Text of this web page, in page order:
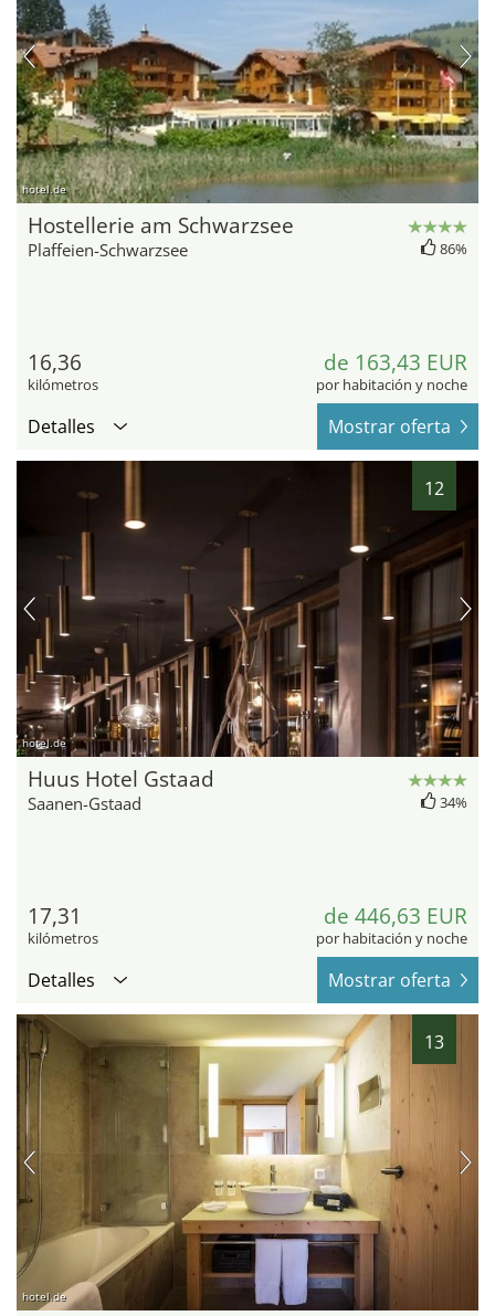
hotel.de
Hostellerie am Schwarzsee
Plaffeien-Schwarzsee 86%
16,36
kilómetros
de 163,43 EUR
por habitación y noche
Detalles Mostrar oferta
12
hotel.de
Huus Hotel Gstaad
Saanen-Gstaad 34%
17,31
kilómetros
de 446,63 EUR
por habitación y noche
Detalles Mostrar oferta
13
hotel.de